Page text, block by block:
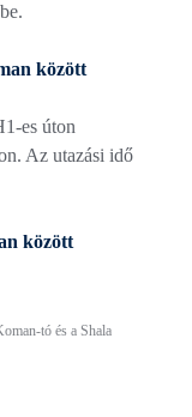
között
es úton
Az utazási idő
között
tó és a Shala